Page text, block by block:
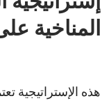
المناخية
هذه الإستراتيجية